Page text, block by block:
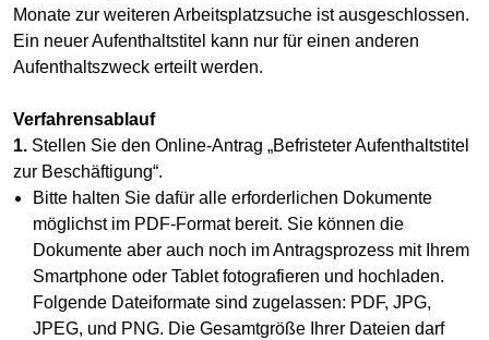
Monate zur weiteren Arbeitsplatzsuche ist ausgeschlossen.
Ein neuer Aufenthaltstitel kann nur für einen anderen
Aufenthaltszweck erteilt werden.
Verfahrensablauf
1. Stellen Sie den Online-Antrag „Befristeter Aufenthaltstitel
zur Beschäftigung“.
Bitte halten Sie dafür alle erforderlichen Dokumente
möglichst im PDF-Format bereit. Sie können die
Dokumente aber auch noch im Antragsprozess mit Ihrem
Smartphone oder Tablet fotografieren und hochladen.
Folgende Dateiformate sind zugelassen: PDF, JPG,
JPEG, und PNG. Die Gesamtgröße Ihrer Dateien darf